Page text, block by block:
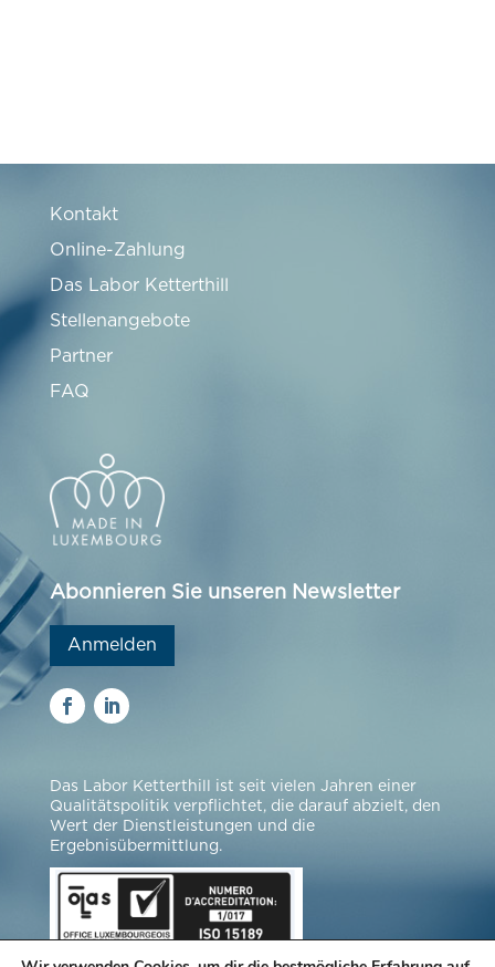
Kontakt
Online-Zahlung
Das Labor Ketterthill
Stellenangebote
Partner
FAQ
Abonnieren Sie unseren Newsletter
Anmelden
Das Labor Ketterthill ist seit vielen Jahren einer
Qualitätspolitik verpflichtet, die darauf abzielt, den
Wert der Dienstleistungen und die
Ergebnisübermittlung.